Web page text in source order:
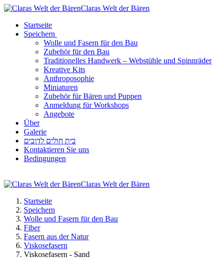
Claras Welt der Bären
Startseite
Speichern
Wolle und Fasern für den Bau
Zubehör für den Bau
Traditionelles Handwerk – Webstühle und Spinnräder
Kreative Kits
Anthroposophie
Miniaturen
Zubehör für Bären und Puppen
Anmeldung für Workshops
Angebote
Über
Galerie
בית חולים לדובים
Kontaktieren Sie uns
Bedingungen
Claras Welt der Bären
Startseite
Speichern
Wolle und Fasern für den Bau
Fiber
Fasern aus der Natur
Viskosefasern
Viskosefasern - Sand